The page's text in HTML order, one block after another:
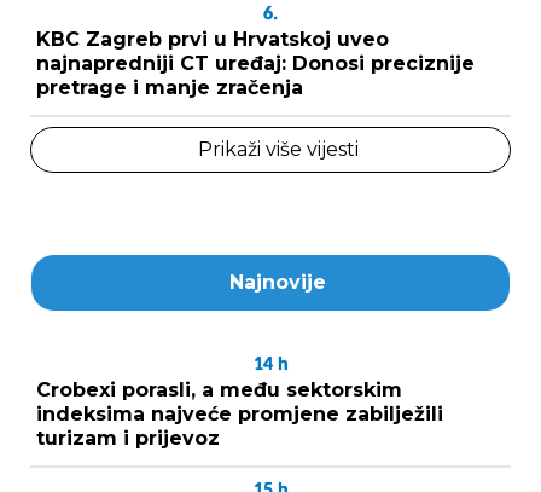
6.
KBC Zagreb prvi u Hrvatskoj uveo
najnapredniji CT uređaj: Donosi preciznije
pretrage i manje zračenja
Prikaži više vijesti
Najnovije
14 h
Crobexi porasli, a među sektorskim
indeksima najveće promjene zabilježili
turizam i prijevoz